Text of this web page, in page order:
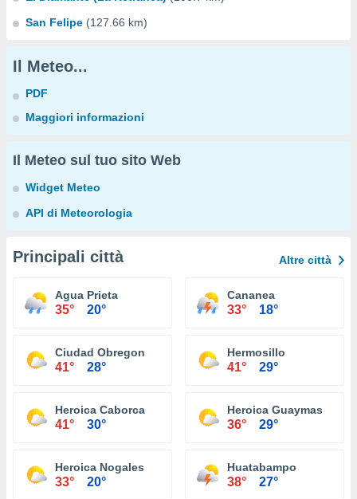
San Felipe (127.66 km)
Il Meteo...
PDF
Maggiori informazioni
Il Meteo sul tuo sito Web
Widget Meteo
API di Meteorologia
Principali città Altre città
Agua Prieta
35° 20°
Cananea
33° 18°
Ciudad Obregon
41° 28°
Hermosillo
41° 29°
Heroica Caborca
41° 30°
Heroica Guaymas
36° 29°
Heroica Nogales
33° 20°
Huatabampo
38° 27°